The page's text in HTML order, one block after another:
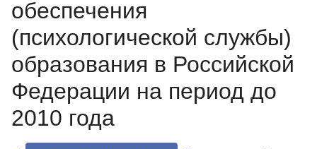
обеспечения
(психологической службы)
образования в Российской
Федерации на период до
2010 года